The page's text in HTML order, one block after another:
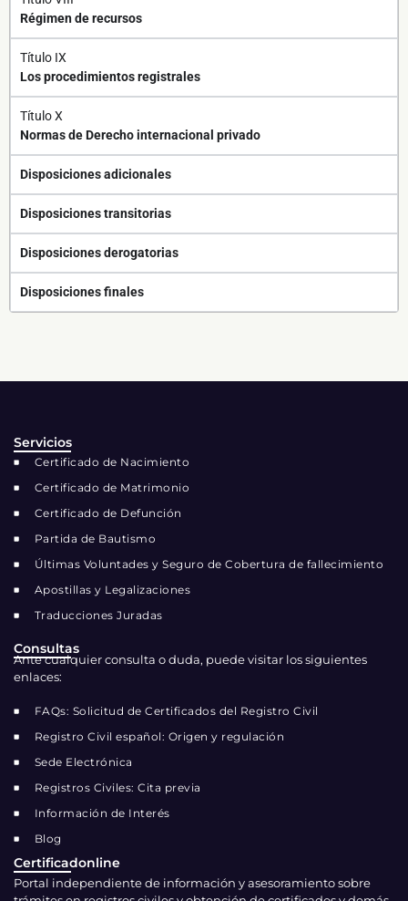
Régimen de recursos
Título IX
Los procedimientos registrales
Título X
Normas de Derecho internacional privado
Disposiciones adicionales
Disposiciones transitorias
Disposiciones derogatorias
Disposiciones finales
Certificadonline
Portal independiente de información y asesoramiento sobre
Consultas
Ante cualquier consulta o duda, puede visitar los siguientes
enlaces:
FAQs: Solicitud de Certificados del Registro Civil
Registro Civil español: Origen y regulación
Sede Electrónica
Registros Civiles: Cita previa
Información de Interés
Blog
Servicios
Certificado de Nacimiento
Certificado de Matrimonio
Certificado de Defunción
Partida de Bautismo
Últimas Voluntades y Seguro de Cobertura de fallecimiento
Apostillas y Legalizaciones
Traducciones Juradas